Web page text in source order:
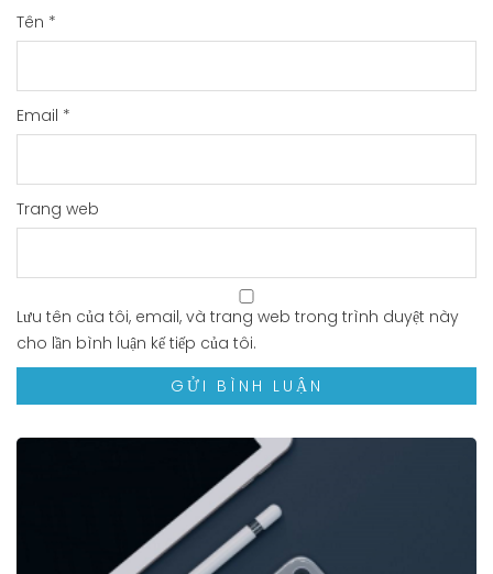
Tên *
Email *
Trang web
Lưu tên của tôi, email, và trang web trong trình duyệt này
cho lần bình luận kế tiếp của tôi.